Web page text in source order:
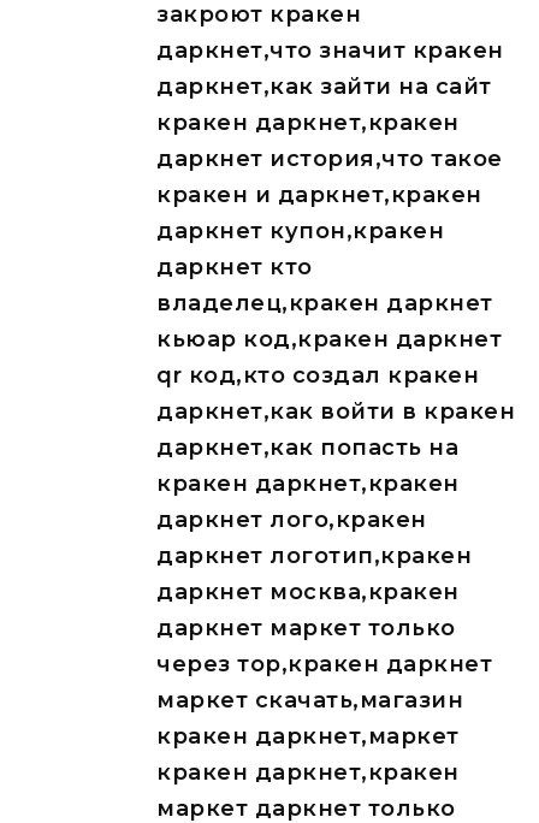
закроют кракен
даркнет,что значит кракен
даркнет,как зайти на сайт
кракен даркнет,кракен
даркнет история,что такое
кракен и даркнет,кракен
даркнет купон,кракен
даркнет кто
владелец,кракен даркнет
кьюар код,кракен даркнет
qr код,кто создал кракен
даркнет,как войти в кракен
даркнет,как попасть на
кракен даркнет,кракен
даркнет лого,кракен
даркнет логотип,кракен
даркнет москва,кракен
даркнет маркет только
через тор,кракен даркнет
маркет скачать,магазин
кракен даркнет,маркет
кракен даркнет,кракен
маркет даркнет только